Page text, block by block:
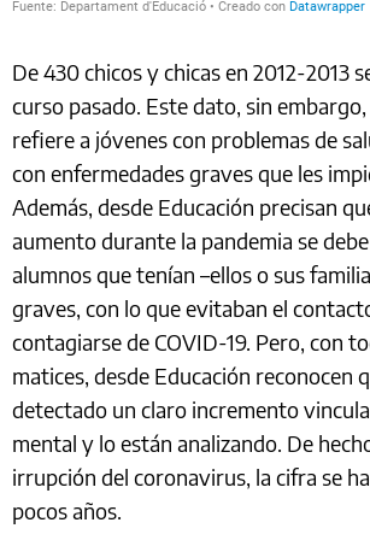
De 430 chicos y chicas en 2012-2013
curso pasado. Este dato, sin
refiere a jóvenes con problemas de
con enfermedades graves que les
Además, desde Educación precisan
aumento durante la pandemia se
alumnos que tenían –ellos o sus
graves, con lo que evitaban el
contagiarse de COVID-19. Pero, con
matices, desde Educación reconocen
detectado un claro incremento
mental y lo están analizando. De
irrupción del coronavirus, la cifra se
pocos años.